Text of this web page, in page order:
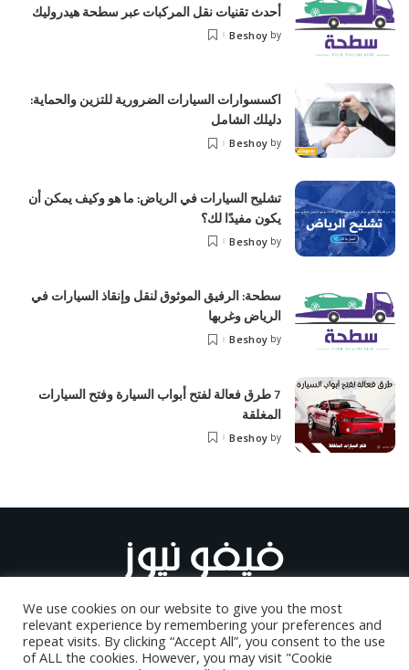
أحدث تقنيات نقل المركبات عبر سطحة هيدروليك
by
Beshoy
اكسسوارات السيارات الضرورية للتزين والحماية:
دليلك الشامل
by
Beshoy
تشليح السيارات في الرياض: ما هو وكيف يمكن أن
يكون مفيدًا لك؟
by
Beshoy
سطحة: الرفيق الموثوق لنقل وإنقاذ السيارات في
الرياض وغربها
by
Beshoy
7 طرق فعالة لفتح أبواب السيارة وفتح السيارات
المغلقة
by
Beshoy
أعلن على موقعنا من نحن اتصل بنا اتفاقية الاستخدام koora live
We use cookies on our website to give you the most
relevant experience by remembering your preferences and
repeat visits. By clicking “Accept All”, you consent to the use
of ALL the cookies. However, you may visit "Cookie